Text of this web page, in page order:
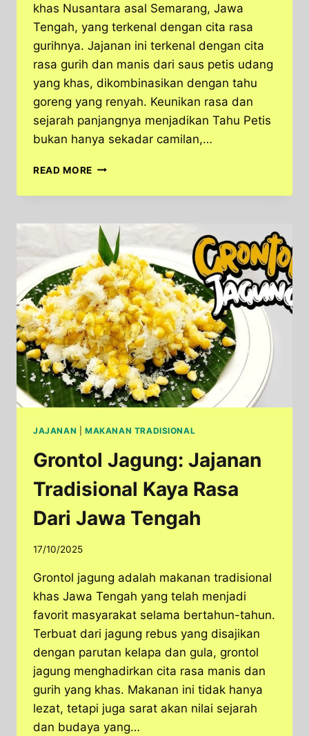
khas Nusantara asal Semarang, Jawa
Tengah, yang terkenal dengan cita rasa
gurihnya. Jajanan ini terkenal dengan cita
rasa gurih dan manis dari saus petis udang
yang khas, dikombinasikan dengan tahu
goreng yang renyah. Keunikan rasa dan
sejarah panjangnya menjadikan Tahu Petis
bukan hanya sekadar camilan,…
READ MORE TAHU
JAJANAN
KHAS
SEMARANG
YANG
MENGGODA
SELERA
JAJANAN MAKANAN TRADISIONAL
Grontol Jagung: Jajanan
Tradisional Kaya Rasa
Dari Jawa Tengah
17/10/2025
Grontol jagung adalah makanan tradisional
khas Jawa Tengah yang telah menjadi
favorit masyarakat selama bertahun-tahun.
Terbuat dari jagung rebus yang disajikan
dengan parutan kelapa dan gula, grontol
jagung menghadirkan cita rasa manis dan
gurih yang khas. Makanan ini tidak hanya
lezat, tetapi juga sarat akan nilai sejarah
dan budaya yang…